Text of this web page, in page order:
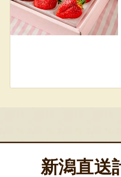
新潟直送